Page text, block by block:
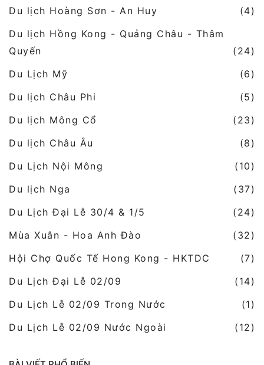
Du lịch Hoàng Sơn - An Huy
(4)
Du lịch Hồng Kong - Quảng Châu - Thâm
Quyến
(24)
Du Lịch Mỹ
(6)
Du lịch Châu Phi
(5)
Du lịch Mông Cổ
(23)
Du lịch Châu Âu
(8)
Du Lịch Nội Mông
(10)
Du lịch Nga
(37)
Du Lịch Đại Lễ 30/4 & 1/5
(24)
Mùa Xuân - Hoa Anh Đào
(32)
Hội Chợ Quốc Tế Hong Kong - HKTDC
(7)
Du Lịch Đại Lễ 02/09
(14)
Du Lịch Lễ 02/09 Trong Nước
(1)
Du Lịch Lễ 02/09 Nước Ngoài
(12)